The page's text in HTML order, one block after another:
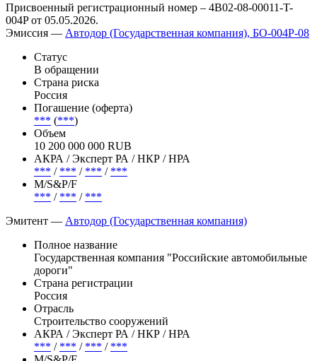
Присвоенный регистрационный номер – 4B02-08-00011-T-
004P от 05.05.2026.
Эмиссия — Автодор (Государственная компания), БО-004Р-08
Статус
В обращении
Страна риска
Россия
Погашение (оферта)
*** (***)
Объем
10 200 000 000 RUB
АКРА / Эксперт РА / НКР / НРА
*** / *** / *** / ***
М/S&P/F
*** / *** / ***
Эмитент — Автодор (Государственная компания)
Полное название
Государственная компания "Российские автомобильные
дороги"
Страна регистрации
Россия
Отрасль
Строительство сооружений
АКРА / Эксперт РА / НКР / НРА
*** / *** / *** / ***